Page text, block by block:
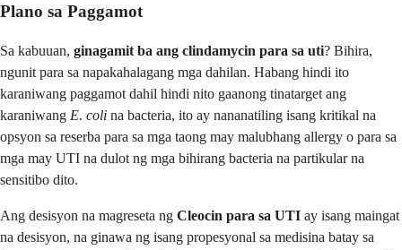
Plano sa Paggamot
Sa kabuuan, ginagamit ba ang clindamycin para sa uti? Bihira,
ngunit para sa napakahalagang mga dahilan. Habang hindi ito
karaniwang paggamot dahil hindi nito gaanong tinatarget ang
karaniwang E. coli na bacteria, ito ay nananatiling isang kritikal na
opsyon sa reserba para sa mga taong may malubhang allergy o para sa
mga may UTI na dulot ng mga bihirang bacteria na partikular na
sensitibo dito.
Ang desisyon na magreseta ng Cleocin para sa UTI ay isang maingat
na desisyon, na ginawa ng isang propesyonal sa medisina batay sa